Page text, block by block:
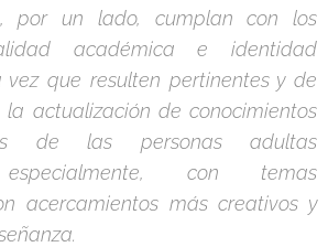
por un lado, cumplan con los
académica e identidad
que resulten pertinentes y de
actualización de conocimientos
de las personas adultas
especialmente, con temas
acercamientos más creativos y